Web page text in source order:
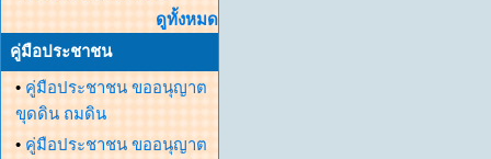
ดูทั้งหมด
คู่มือประชาชน
• คู่มือประชาชน ขออนุญาต
ขุดดิน ถมดิน
• คู่มือประชาชน ขออนุญาต